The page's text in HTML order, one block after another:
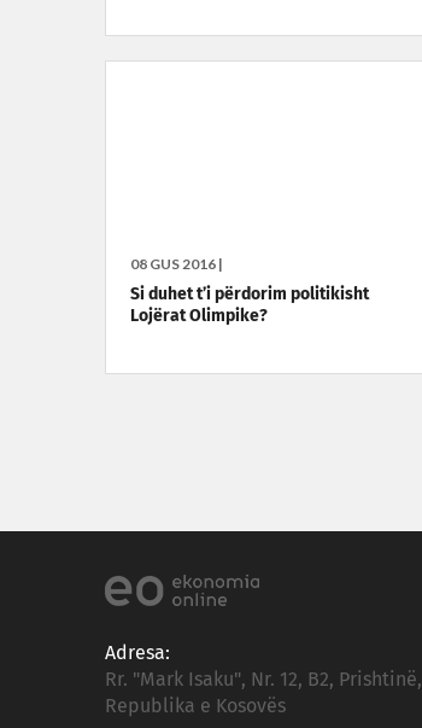
08 GUS 2016 |
Si duhet t’i përdorim politikisht
Lojërat Olimpike?
Adresa:
Rr. "Mark Isaku", Nr. 12, B2, Prishtinë,
Republika e Kosovës